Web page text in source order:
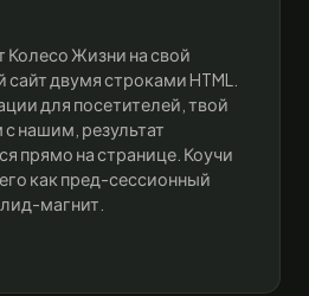
Колесо Жизни на свой
двумя строками HTML.
для посетителей, твой
нашим, результат
прямо на странице. Коучи
как пред-сессионный
магнит.